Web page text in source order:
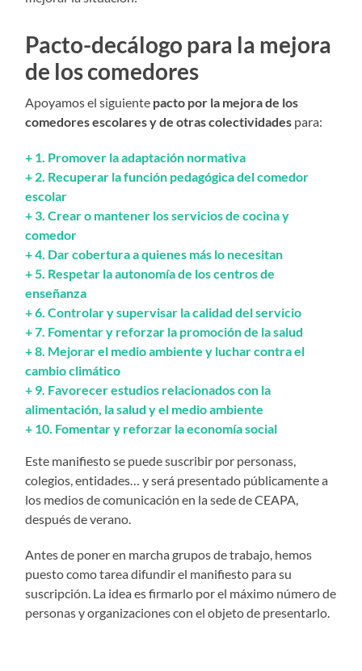
Pacto-decálogo para la mejora
de los comedores
Apoyamos el siguiente pacto por la mejora de los
comedores escolares y de otras colectividades para:
+ 1. Promover la adaptación normativa
+ 2. Recuperar la función pedagógica del comedor
escolar
+ 3. Crear o mantener los servicios de cocina y
comedor
+4. Dar cobertura a quienes más lo necesitan
+ 5. Respetar la autonomía de los centros de
enseñanza
+6. Controlar y supervisar la calidad del servicio
+7. Fomentar y reforzar la promoción de la salud
+8. Mejorar el medio ambiente y luchar contra el
cambio climático
+ 9. Favorecer estudios relacionados con la
alimentación, la salud y el medio ambiente
+ 10. Fomentar y reforzar la economía social
Este manifiesto se puede suscribir por personass,
colegios, entidades… y será presentado públicamente a
los medios de comunicación en la sede de CEAPA,
después de verano.
Antes de poner en marcha grupos de trabajo, hemos
puesto como tarea difundir el manifiesto para su
suscripción. La idea es firmarlo por el máximo número de
personas y organizaciones con el objeto de presentarlo.